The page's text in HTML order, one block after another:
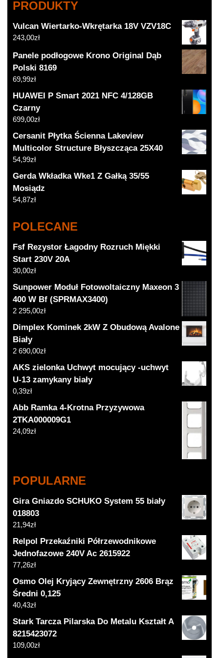
PRODUKTY
Vulcan Wiertarko-Wkrętarka 18V VZV18C
243,00zł
Panele podłogowe Krono Original Dąb
Polski 8169
69,99zł
HUAWEI P Smart 2021 NFC 4/128GB
Czarny
699,00zł
Cersanit Płytka Ścienna Lakeview
Multicolor Structure Błyszcząca 25X40
54,99zł
Gerda Wkładka Wke1 Z Gałką 35/55
Mosiądz
54,87zł
POLECANE
Fsf Rezystor Łagodny Rozruch Miękki
Start 230V 20A
30,00zł
Sunpower Moduł Fotowoltaiczny Maxeon 3
400 W Bf (SPRMAX3400)
2 295,00zł
Dimplex Kominek 2kW Z Obudową Avalone
Biały
2 690,00zł
AKS zielonka Uchwyt mocujący -uchwyt
U-13 zamykany biały
0,39zł
Abb Ramka 4-Krotna Przyzywowa
2TKA000009G1
24,09zł
POPULARNE
Gira Gniazdo SCHUKO System 55 biały
018803
21,94zł
Relpol Przekaźniki Półrzewodnikowe
Jednofazowe 240V Ac 2615922
77,26zł
Osmo Olej Kryjący Zewnętrzny 2606 Brąz
Średni 0,125
40,43zł
Stark Tarcza Pilarska Do Metalu Kształt A
8215423072
109,00zł